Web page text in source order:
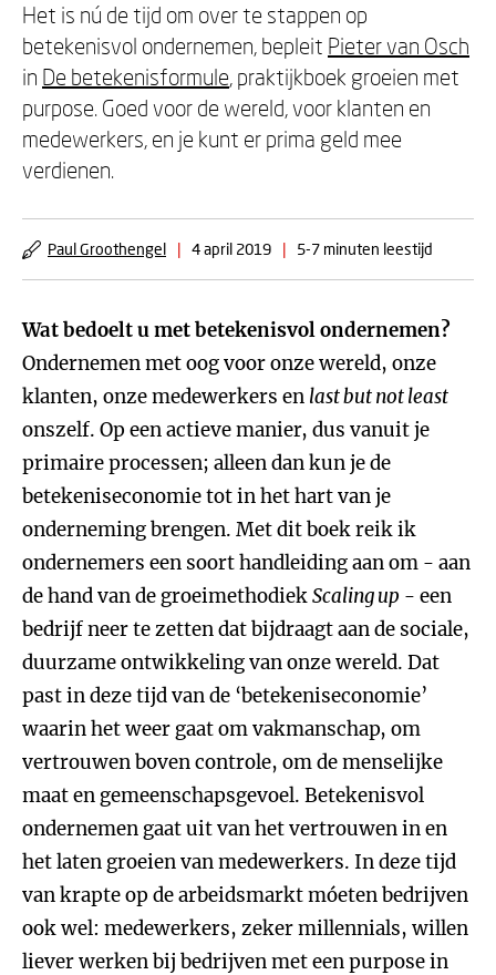
Het is nú de tijd om over te stappen op
betekenisvol ondernemen, bepleit Pieter van Osch
in De betekenisformule, praktijkboek groeien met
purpose. Goed voor de wereld, voor klanten en
medewerkers, en je kunt er prima geld mee
verdienen.
Paul Groothengel | 4 april 2019 | 5-7 minuten leestijd
Wat bedoelt u met betekenisvol ondernemen?
Ondernemen met oog voor onze wereld, onze
klanten, onze medewerkers en last but not least
onszelf. Op een actieve manier, dus vanuit je
primaire processen; alleen dan kun je de
betekeniseconomie tot in het hart van je
onderneming brengen. Met dit boek reik ik
ondernemers een soort handleiding aan om - aan
de hand van de groeimethodiekScaling up - een
bedrijf neer te zetten dat bijdraagt aan de sociale,
duurzame ontwikkeling van onze wereld. Dat
past in deze tijd van de ‘betekeniseconomie’
waarin het weer gaat om vakmanschap, om
vertrouwen boven controle, om de menselijke
maat en gemeenschapsgevoel. Betekenisvol
ondernemen gaat uit van het vertrouwen in en
het laten groeien van medewerkers. In deze tijd
van krapte op de arbeidsmarkt móeten bedrijven
ook wel: medewerkers, zeker millennials, willen
liever werken bij bedrijven met een purpose in